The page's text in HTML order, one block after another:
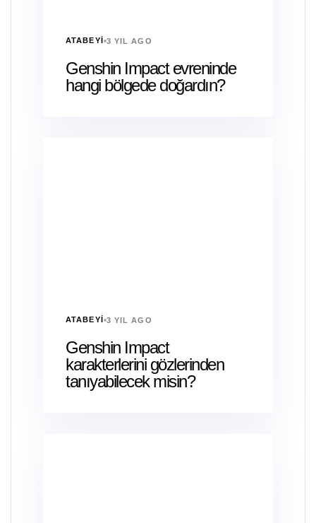
ATABEYI 3 YIL AGO
Genshin Impact evreninde
hangi bölgede doğardın?
ATABEYI 3 YIL AGO
Genshin Impact
karakterlerini gözlerinden
tanıyabilecek misin?